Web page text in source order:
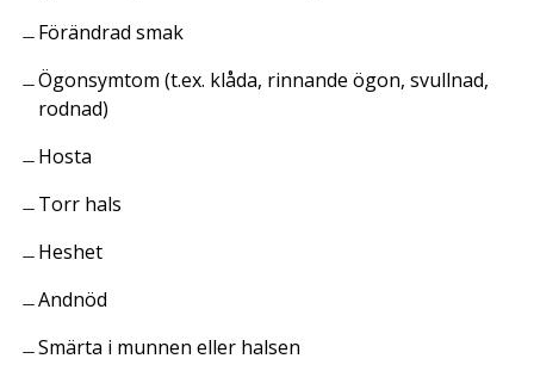
Förändrad smak
Ögonsymtom (t.ex. klåda, rinnande ögon, svullnad,
rodnad)
Hosta
Torr hals
Heshet
Andnöd
Smärta i munnen eller halsen